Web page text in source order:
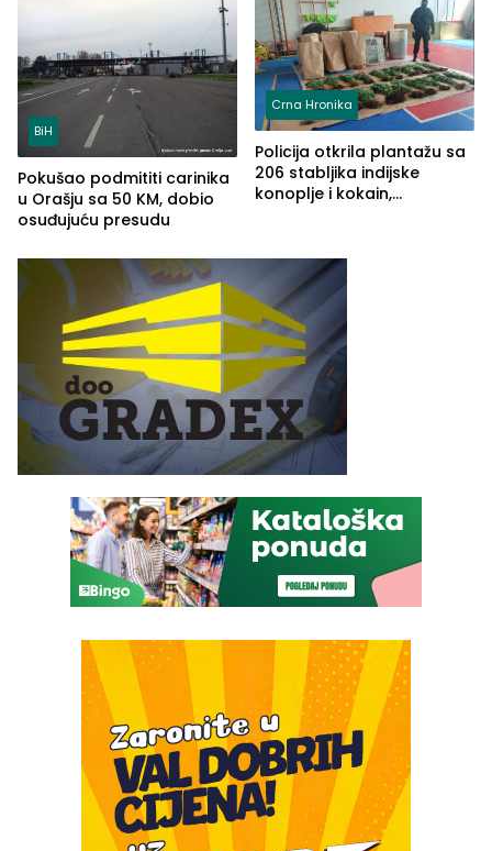
BiH
Pokušao podmititi carinika
u Orašju sa 50 KM, dobio
osuđujuću presudu
Crna Hronika
Policija otkrila plantažu sa
206 stabljika indijske
konoplje i kokain,